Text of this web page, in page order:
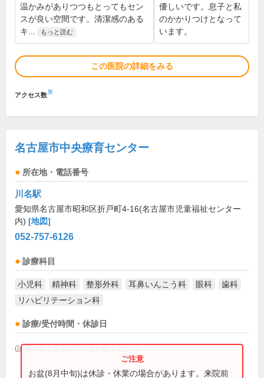
温かみがありつつもとってもセン
スが良い空間です。清潔感のある
キ...
もっと読む
優しいです。息子と私
のかかりつけとなって
います。
この医院の詳細をみる
アクセス数※
名古屋市中央療育センター
所在地・電話番号
川名駅
愛知県名古屋市昭和区折戸町4-16(名古屋市児童福祉センター
内) [地図]
052-757-6126
診療科目
小児科 精神科 整形外科 耳鼻いんこう科 眼科
歯科
リハビリテーション科
診療/受付時間・休診日
(診療時間は直接お問い合わせください)
お盆(8月中旬)は休診・休業の場合があります。来院前